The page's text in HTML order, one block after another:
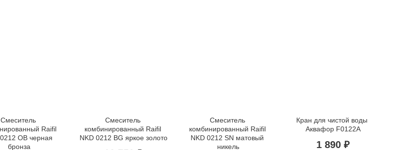
Смеситель
Raifil
ОВ черная
бронза
Смеситель
комбинированный Raifil
NKD 0212 BG яркое золото
Смеситель
комбинированный Raifil
NKD 0212 SN матовый
никель
Кран для чистой воды
Аквафор F0122A
1 890 ₽